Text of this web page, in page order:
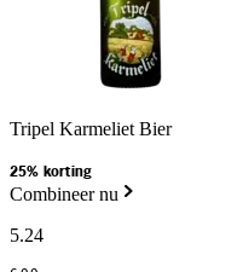
Tripel Karmeliet Bier
25% korting
Combineer nu
5.24